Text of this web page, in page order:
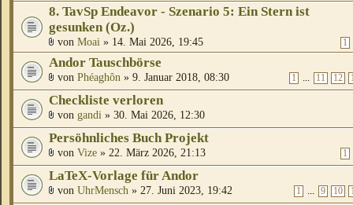
8. TavSp Endeavor - Szenario 5: Ein Stern ist
gesunken (Oz.)
1
von Moai » 14. Mai 2026, 19:45
Andor Tauschbörse
1 ... 11 12
von Phéaghôn » 9. Januar 2018, 08:30
Checkliste verloren
von gandi » 30. Mai 2026, 12:30
Persöhnliches Buch Projekt
1
von Vize » 22. März 2026, 21:13
LaTeX-Vorlage für Andor
1 ... 9 10
von UhrMensch » 27. Juni 2023, 19:42